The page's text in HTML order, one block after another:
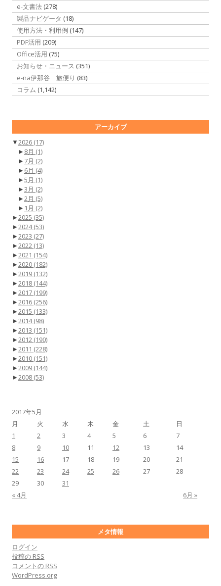
e-文書法 (278)
製品ナビゲータ (18)
使用方法・利用例 (147)
PDF活用 (209)
Office活用 (75)
お知らせ・ニュース (351)
e-na伊那谷 旅便り (83)
コラム (1,142)
アーカイブ
▼2026 (17)
► 8月 (1)
► 7月 (2)
► 6月 (4)
►5月 (1)
►3月 (2)
►2月 (5)
► 1月 (2)
►2025 (35)
►2024(53)
►2023 (27)
►2022 (13)
►2021 (154)
►2020 (182)
►2019 (132)
►2018 (144)
►2017 (199)
►2016 (256)
►2015 (133)
►2014(98)
►2013 (151)
►2012 (190)
►2011 (228)
►2010 (151)
►2009 (144)
►2008 (53)
2017年5月
月
火 水 木 金 土 日
« 4月 6月 »
1 2 3 4 5 6
7
8
9 10 11 12 13
14
15
16 17 18 19 20
21
22
23 24 25 26 27
28
29
30 31
メタ情報
ログイン
投稿の RSS
コメントの RSS
WordPress.org